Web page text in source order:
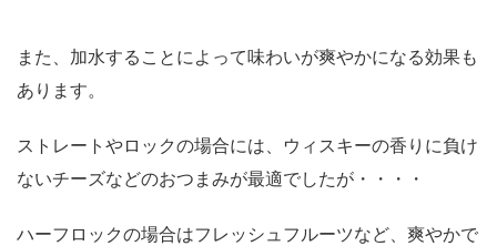
また、加水することによって味わいが爽やかになる効果も
あります。
ストレートやロックの場合には、ウィスキーの香りに負け
ないチーズなどのおつまみが最適でしたが・・・・
ハーフロックの場合はフレッシュフルーツなど、爽やかで